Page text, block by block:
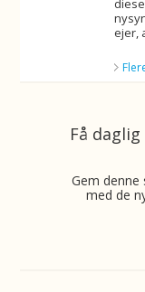
ejer,
Få
Gem
med de